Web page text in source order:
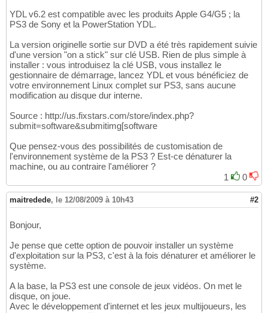
YDL v6.2 est compatible avec les produits Apple G4/G5 ; la
PS3 de Sony et la PowerStation YDL.
La version originelle sortie sur DVD a été très rapidement suivie
d'une version "on a stick" sur clé USB. Rien de plus simple à
installer : vous introduisez la clé USB, vous installez le
gestionnaire de démarrage, lancez YDL et vous bénéficiez de
votre environnement Linux complet sur PS3, sans aucune
modification au disque dur interne.
Source : http://us.fixstars.com/store/index.php?
submit=software&submitimg[software
Que pensez-vous des possibilités de customisation de
l'environnement système de la PS3 ? Est-ce dénaturer la
machine, ou au contraire l'améliorer ?
1
0
maitredede, le 12/08/2009 à 10h43 #2
Bonjour,
Je pense que cette option de pouvoir installer un système
d'exploitation sur la PS3, c'est à la fois dénaturer et améliorer le
système.
A la base, la PS3 est une console de jeux vidéos. On met le
disque, on joue.
Avec le développement d'internet et les jeux multijoueurs, les